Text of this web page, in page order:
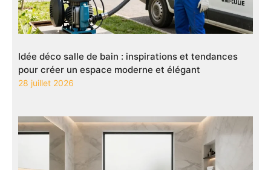
Idée déco salle de bain : inspirations et tendances
pour créer un espace moderne et élégant
28 juillet 2026